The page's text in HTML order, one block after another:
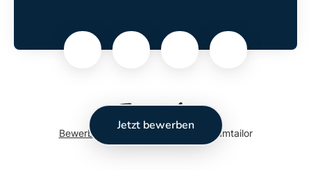
Jetzt bewerben
Bewerber-Tracking-System von Teamtailor